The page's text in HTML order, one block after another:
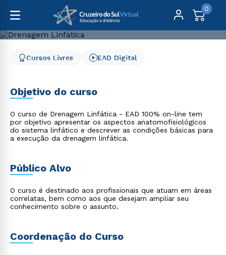
0
Cursos Livres Saúde Drenagem Linfática
Cursos Livres EAD Digital
Objetivo do curso
O curso de Drenagem Linfática - EAD 100% on-line tem
por objetivo apresentar os aspectos anatomofisiológicos
do sistema linfático e descrever as condições básicas para
a execução da drenagem linfática.
Público Alvo
O curso é destinado aos profissionais que atuam em áreas
correlatas, bem como aos que desejam ampliar seu
conhecimento sobre o assunto.
Coordenação do Curso